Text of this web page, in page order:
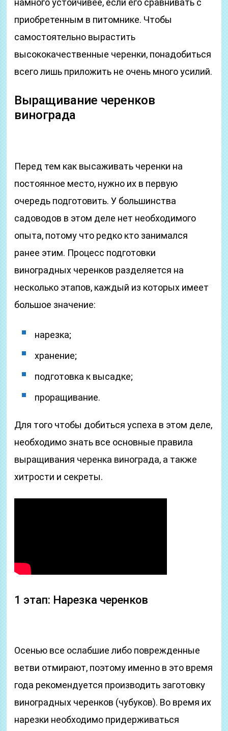
намного устойчивее, если его сравнивать с
приобретенным в питомнике. Чтобы
самостоятельно вырастить
высококачественные черенки, понадобиться
всего лишь приложить не очень много усилий.
Выращивание черенков
винограда
Перед тем как высаживать черенки на
постоянное место, нужно их в первую
очередь подготовить. У большинства
садоводов в этом деле нет необходимого
опыта, потому что редко кто занимался
ранее этим. Процесс подготовки
виноградных черенков разделяется на
несколько этапов, каждый из которых имеет
большое значение:
нарезка;
хранение;
подготовка к высадке;
проращивание.
Для того чтобы добиться успеха в этом деле,
необходимо знать все основные правила
выращивания черенка винограда, а также
хитрости и секреты.
1 этап: Нарезка черенков
Осенью все ослабшие либо поврежденные
ветви отмирают, поэтому именно в это время
года рекомендуется производить заготовку
виноградных черенков (чубуков). Во время их
нарезки необходимо придерживаться